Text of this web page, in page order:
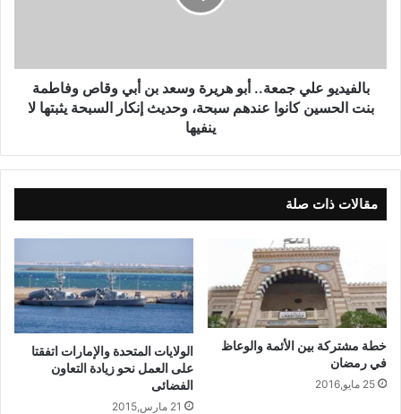
بالفيديو علي جمعة.. أبو هريرة وسعد بن أبي وقاص وفاطمة
بنت الحسين كانوا عندهم سبحة، وحديث إنكار السبحة يثبتها لا
ينفيها
مقالات ذات صلة
خطة مشتركة بين الأئمة والوعاظ
في رمضان
25 مايو,2016
الولايات المتحدة والإمارات اتفقتا
على العمل نحو زيادة التعاون
الفضائى
21 مارس,2015